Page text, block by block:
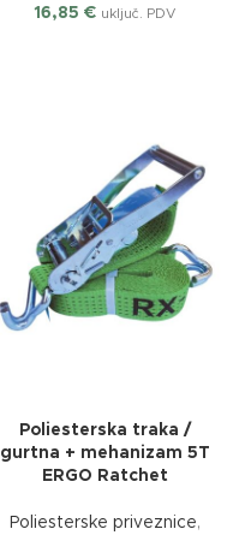
16,85 € uključ. PDV
Poliesterska traka /
gurtna + mehanizam 5T
ERGO Ratchet
Poliesterske priveznice,